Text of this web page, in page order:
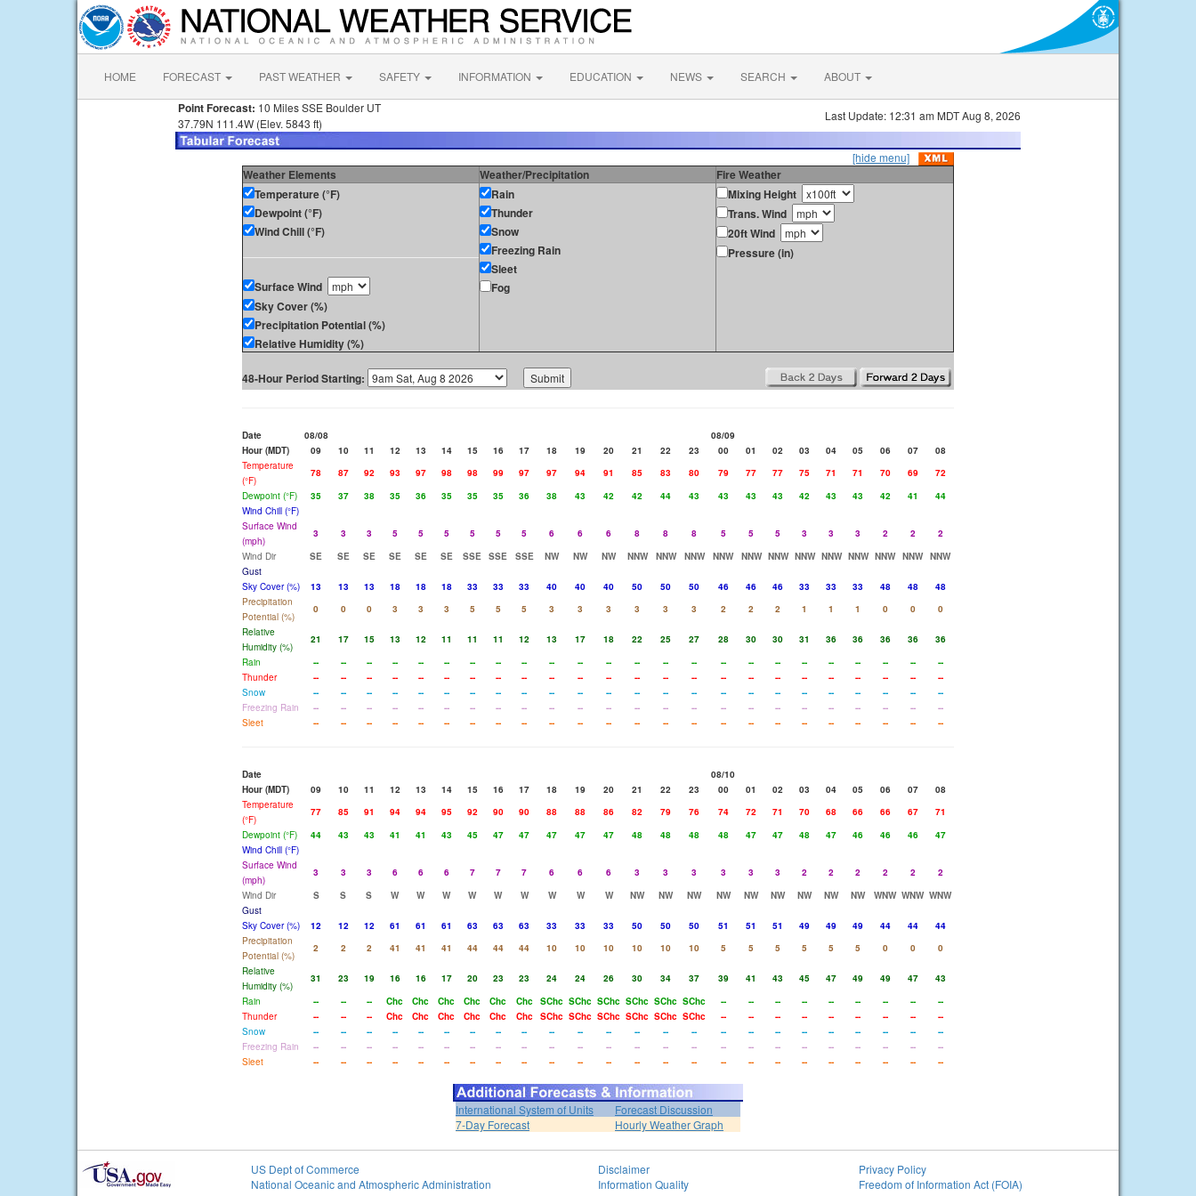
HOME FORECAST PAST WEATHER SAFETY INFORMATION EDUCATION NEWS SEARCH ABOUT
Point Forecast: 10 Miles SSE Boulder UT
37.79N 111.4W (Elev. 5843 ft)
Last Update: 12:31 am MDT Aug 8, 2026
[hide menu]
Weather Elements Weather/Precipitation
Fire Weather
Temperature (°F)
Dewpoint (°F)
Wind Chill (°F)
Surface Wind
Sky Cover (%)
Precipitation Potential (%)
Relative Humidity (%)
Rain
Thunder
Snow
Freezing Rain
Sleet
Fog
Mixing Height
Trans. Wind
20ft Wind
Pressure (in)
48-Hour Period Starting:
Date 08/08
08/09
Hour (MDT)
09 10 11 12 13 14 15 16 17 18 19 20 21 22 23 00 01 02 03 04 05 06 07
08
Temperature
(°F)
78 87 92 93 97 98 98 99 97 97 94 91 85 83 80 79 77 77 75 71 71 70 69
72
Dewpoint (°F)
35 37 38 35 36 35 35 35 36 38 43 42 42 44 43 43 43 43 42 43 43 42 41
44
Wind Chill (°F)
Surface Wind
(mph)
3 3 3 5 5 5 5 5 5 6 6 6 8 8 8 5 5 5 3 3 3 2 2
2
Wind Dir
SE SE SE SE SE SE SSE SSE SSE NW NW NW NNW NNW NNW NNW NNW NNW NNW NNW NNW NNW NNW NNW
Gust
Sky Cover (%)
13 13 13 18 18 18 33 33 33 40 40 40 50 50 50 46 46 46 33 33 33 48 48
48
Precipitation
Potential (%)
0 0 0 3 3 3 5 5 5 3 3 3 3 3 3 2 2 2 1 1 1 0 0
0
Relative
Humidity (%)
21 17 15 13 12 11 11 11 12 13 17 18 22 25 27 28 30 30 31 36 36 36 36
36
Rain
-- -- -- -- -- -- -- -- -- -- -- -- -- -- -- -- -- -- -- -- -- -- --
--
Thunder
-- -- -- -- -- -- -- -- -- -- -- -- -- -- -- -- -- -- -- -- -- -- --
--
Snow
-- -- -- -- -- -- -- -- -- -- -- -- -- -- -- -- -- -- -- -- -- -- --
--
Freezing Rain
-- -- -- -- -- -- -- -- -- -- -- -- -- -- -- -- -- -- -- -- -- -- --
--
Sleet
-- -- -- -- -- -- -- -- -- -- -- -- -- -- -- -- -- -- -- -- -- -- -- --
Date
08/10
Hour (MDT)
09 10 11 12 13 14 15 16 17 18 19 20 21 22 23 00 01 02 03 04 05 06 07
08
Temperature
(°F)
77 85 91 94 94 95 92 90 90 88 88 86 82 79 76 74 72 71 70 68 66 66 67
71
Dewpoint (°F)
44 43 43 41 41 43 45 47 47 47 47 47 48 48 48 48 47 47 48 47 46 46 46
47
Wind Chill (°F)
Surface Wind
(mph)
3 3 3 6 6 6 7 7 7 6 6 6 3 3 3 3 3 3 2 2 2 2 2
2
Wind Dir
S S S W W W W W W W W W NW NW NW NW NW NW NW NW NW WNW WNW WNW
Gust
Sky Cover (%)
12 12 12 61 61 61 63 63 63 33 33 33 50 50 50 51 51 51 49 49 49 44 44
44
Precipitation
Potential (%)
2 2 2 41 41 41 44 44 44 10 10 10 10 10 10 5 5 5 5 5 5 0 0
0
Relative
Humidity (%)
31 23 19 16 16 17 20 23 23 24 24 26 30 34 37 39 41 43 45 47 49 49 47
43
Rain
-- -- -- Chc Chc Chc Chc Chc Chc SChc SChc SChc SChc SChc SChc -- -- -- -- -- -- -- --
--
Thunder
-- -- -- Chc Chc Chc Chc Chc Chc SChc SChc SChc SChc SChc SChc -- -- -- -- -- -- -- --
--
Snow
-- -- -- -- -- -- -- -- -- -- -- -- -- -- -- -- -- -- -- -- -- -- --
--
Freezing Rain
-- -- -- -- -- -- -- -- -- -- -- -- -- -- -- -- -- -- -- -- -- -- --
--
Sleet
-- -- -- -- -- -- -- -- -- -- -- -- -- -- -- -- -- -- -- -- -- -- -- --
International System of Units
Forecast Discussion
7-Day Forecast
Hourly Weather Graph
US Dept of Commerce
National Oceanic and Atmospheric Administration
Disclaimer
Information Quality
Privacy Policy
Freedom of Information Act (FOIA)